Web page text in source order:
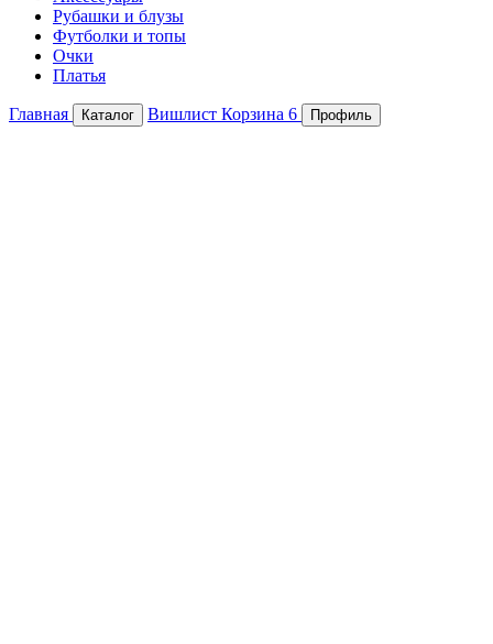
Рубашки и блузы
Футболки и топы
Очки
Платья
Главная Каталог Вишлист Корзина 6 Профиль